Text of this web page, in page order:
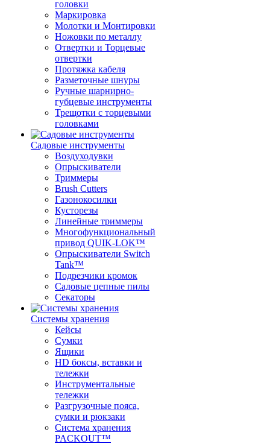
головки
Маркировка
Молотки и Монтировки
Ножовки по металлу
Отвертки и Торцевые
отвертки
Протяжка кабеля
Разметочные шнуры
Ручные шарнирно-
губцевые инструменты
Трещотки с торцевыми
головками
Садовые инструменты
Воздуходувки
Опрыскиватели
Триммеры
Brush Cutters
Газонокосилки
Кусторезы
Линейные триммеры
Многофункциональный
привод QUIK-LOK™
Опрыскиватели Switch
Tank™
Подрезчики кромок
Садовые цепные пилы
Секаторы
Системы хранения
Кейсы
Сумки
Ящики
HD боксы, вставки и
тележки
Инструментальные
тележки
Разгрузочные пояса,
сумки и рюкзаки
Система хранения
PACKOUT™